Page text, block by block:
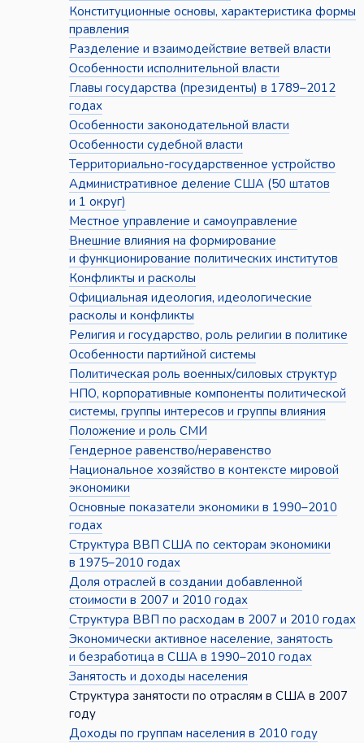
Конституционные основы, характеристика формы
правления
Разделение и взаимодействие ветвей власти
Особенности исполнительной власти
Главы государства (президенты) в 1789–2012
годах
Особенности законодательной власти
Особенности судебной власти
Территориально-государственное устройство
Административное деление США (50 штатов
и 1 округ)
Местное управление и самоуправление
Внешние влияния на формирование
и функционирование политических институтов
Конфликты и расколы
Официальная идеология, идеологические
расколы и конфликты
Религия и государство, роль религии в политике
Особенности партийной системы
Политическая роль военных/силовых структур
НПО, корпоративные компоненты политической
системы, группы интересов и группы влияния
Положение и роль СМИ
Гендерное равенство/неравенство
Национальное хозяйство в контексте мировой
экономики
Основные показатели экономики в 1990–2010
годах
Структура ВВП США по секторам экономики
в 1975–2010 годах
Доля отраслей в создании добавленной
стоимости в 2007 и 2010 годах
Структура ВВП по расходам в 2007 и 2010 годах
Экономически активное население, занятость
и безработица в США в 1990–2010 годах
Занятость и доходы населения
Структура занятости по отраслям в США в 2007
году
Доходы по группам населения в 2010 году